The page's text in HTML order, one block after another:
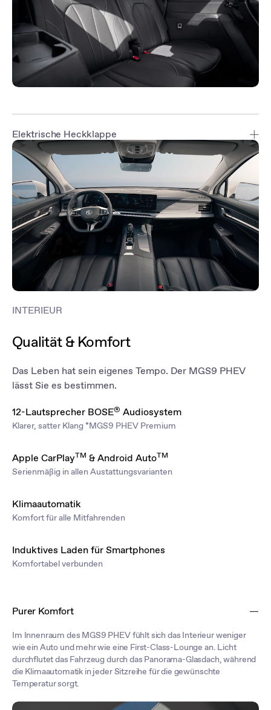
Elektrische Heckklappe
Die sensorgesteuerte intelligente Heckklappe* lässt sich freihändig
öffnen – praktisch, wenn Sie gerade alle Hände voll haben, was bei
diesem großzügigen Raumangebot häufig der Fall sein wird.
*MGS9 PHEV Luxury
INTERIEUR
Qualität & Komfort
Das Leben hat sein eigenes Tempo. Der MGS9 PHEV
lässt Sie es bestimmen.
12-Lautsprecher BOSE® Audiosystem
Klarer, satter Klang *MGS9 PHEV Premium
Apple CarPlayTM & Android AutoTM
Serienmäßig in allen Austattungsvarianten
Klimaautomatik
Komfort für alle Mitfahrenden
Induktives Laden für Smartphones
Komfortabel verbunden
Purer Komfort
Im Innenraum des MGS9 PHEV fühlt sich das Interieur weniger
wie ein Auto und mehr wie eine First-Class-Lounge an. Licht
durchflutet das Fahrzeug durch das Panorama-Glasdach, während
die Klimaautomatik in jeder Sitzreihe für die gewünschte
Temperatur sorgt.